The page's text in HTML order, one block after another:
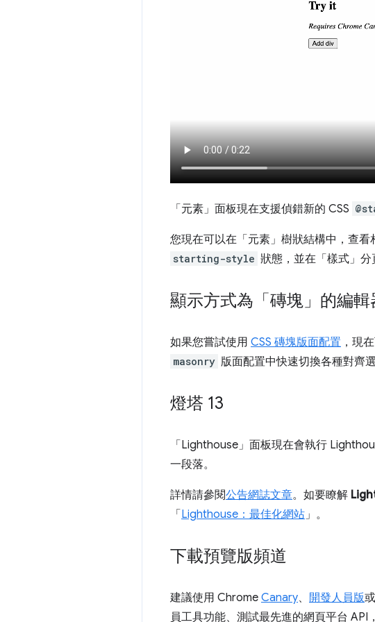
「元素」 面板現在支援偵錯新的 CSS
您現在可以在「元素」 樹狀結構中，查看
starting-style 狀態，並在「樣式」 分
顯示方式為「磚塊」的編輯
如果您嘗試使用 CSS 磚塊版面配置 ，現
masonry 版面配置中快速切換各種對齊選
燈塔 13
「Lighthouse」 面板現在會執行
一段落。
詳情請參閱公告網誌文章。如要瞭解
「Lighthouse：最佳化網站 」。
下載預覽版頻道
建議使用 Chrome Canary、 開發人員版或
員工具功能、測試最先進的網頁平台 API